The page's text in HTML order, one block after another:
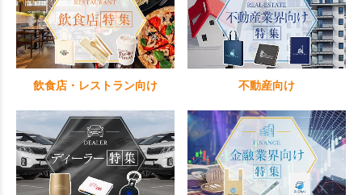
飲食店・レストラン向け 不動産向け